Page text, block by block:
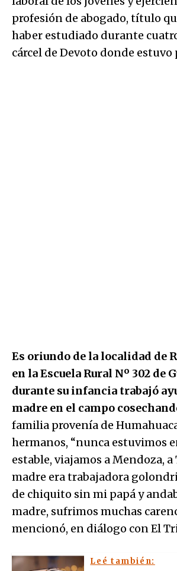
profesión de abogado, título
haber estudiado durante
cárcel de Devoto donde estuvo
Es oriundo de la localidad de
en la Escuela Rural Nº 302 de
durante su infancia trabajó
madre en el campo
familia provenía de
hermanos, “nunca estuvimos
estable, viajamos a Mendoza,
madre era trabajadora
de chiquito sin mi papá y
madre, sufrimos muchas
mencionó, en diálogo con El
Leé también: